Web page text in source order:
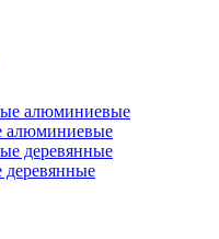
алюминиевые
деревянные